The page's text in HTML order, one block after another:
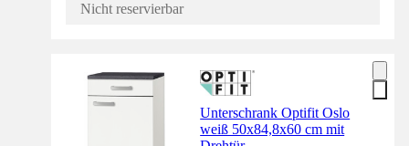
Nicht reservierbar
Unterschrank Optifit Oslo
weiß 50x84,8x60 cm mit